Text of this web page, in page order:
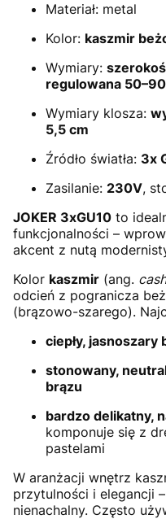
Materiał: metal
Kolor: kaszmir
Wymiary:
regulowana
Wymiary klosza:
5,5 cm
Źródło światła: 3x
Zasilanie: 230V,
JOKER 3xGU10 to
funkcjonalności –
akcent z nutą
Kolor kaszmir (ang.
odcień z pogranicza
(brązowo-szarego).
ciepły, jasnoszary
stonowany,
brązu
bardzo delikatny,
komponuje się z
pastelami
W aranżacji wnętrz
przytulności i elegancji
nienachalny. Często